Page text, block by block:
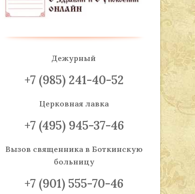
Дежурный
+7 (985) 241-40-52
Церковная лавка
+7 (495) 945-37-46
Вызов священника в Боткинскую
больницу
+7 (901) 555-70-46